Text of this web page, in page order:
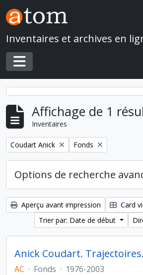
Skip to main content
Inventaires et archives en
Toggle navigation
Affichage de 1
Inventaires
Remove filter:
Coudart Anick Remove filter:
Fonds
Options de recherche
Aperçu avant impression Card
Trier par: Date de début
AC · Fonds · 1976-2003